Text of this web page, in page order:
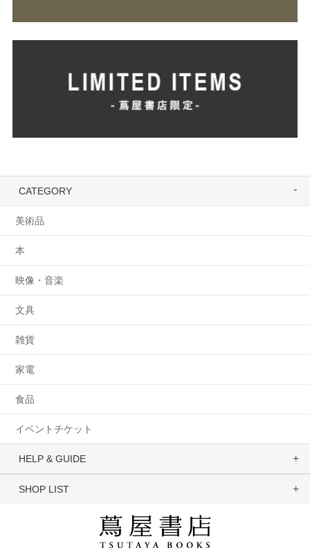
CATEGORY
美術品
本
映像・音楽
文具
雑貨
家電
食品
イベントチケット
HELP & GUIDE
SHOP LIST